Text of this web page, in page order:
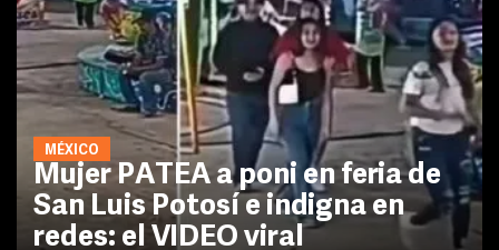
MÉXICO
Mujer PATEA a poni en feria de
San Luis Potosí e indigna en
redes: el VIDEO viral